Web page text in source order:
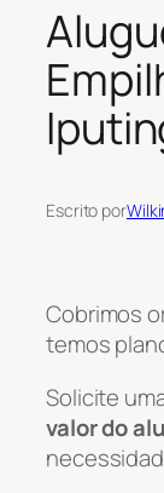
Escrito por
Cobrimos
temos
Solicite
valor do